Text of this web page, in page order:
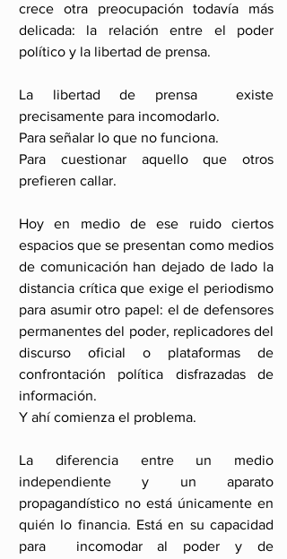
crece otra preocupación todavía más
delicada: la relación entre el poder
político y la libertad de prensa.
La libertad de prensa  existe
precisamente para incomodarlo.
Para señalar lo que no funciona.
Para cuestionar aquello que otros
prefieren callar.
Hoy en medio de ese ruido ciertos
espacios que se presentan como medios
de comunicación han dejado de lado la
distancia crítica que exige el periodismo
para asumir otro papel: el de defensores
permanentes del poder, replicadores del
discurso oficial o plataformas de
confrontación política disfrazadas de
información.
Y ahí comienza el problema.
La diferencia entre un medio
independiente y un aparato
propagandístico no está únicamente en
quién lo financia. Está en su capacidad
para  incomodar al poder y de